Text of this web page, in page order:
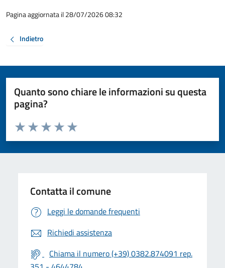
Pagina aggiornata il 28/07/2026 08:32
Indietro
Quanto sono chiare le informazioni su questa
pagina?
Valuta da 1 a 5 stelle la pagina
Valuta 5 stelle su 5
Valuta 4 stelle su 5
Valuta 3 stelle su 5
Valuta 2 stelle su 5
Valuta 1 stelle su 5
Contatta il comune
Leggi le domande frequenti
Richiedi assistenza
Chiama il numero (+39) 0382.874091 rep.